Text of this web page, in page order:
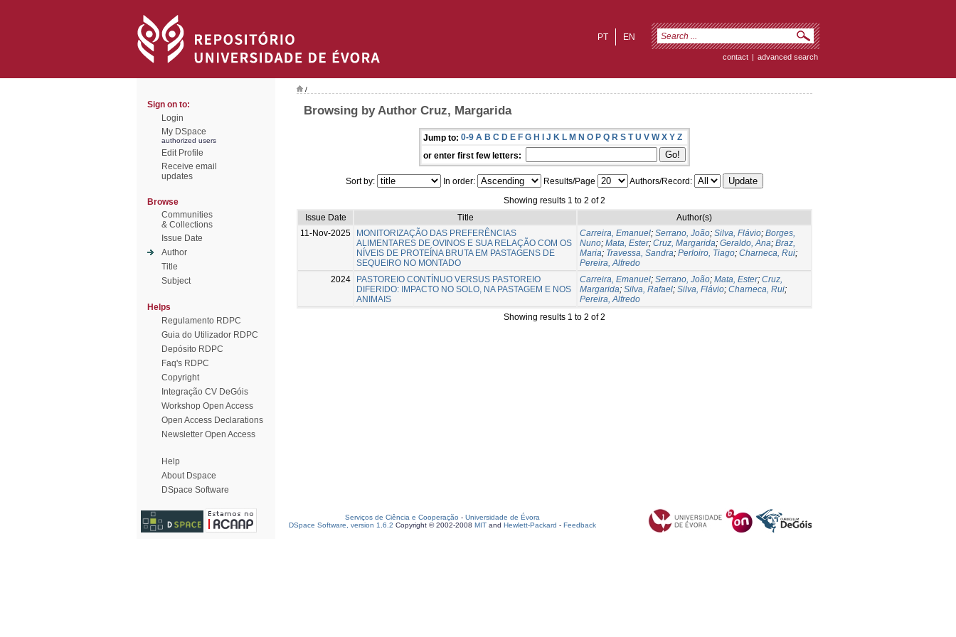
EN
PT
contact | advanced search
Sign on to:
Login
My DSpace
authorized users
Edit Profile
Receive email
updates
Browse
Communities
& Collections
Issue Date
Author
Title
Subject
Helps
Regulamento RDPC
Guia do Utilizador RDPC
Depósito RDPC
Faq's RDPC
Copyright
Integração CV DeGóis
Workshop Open Access
Open Access Declarations
Newsletter Open Access
Help
About Dspace
DSpace Software
/
Browsing by Author Cruz, Margarida
Jump to: 0-9 A B C D E F G H I J K L M N O P Q R S T U V W X Y Z
or enter first few letters:
Sort by: In order: Results/Page
Authors/Record:
Showing results 1 to 2 of 2
Issue Date
Title
Author(s)
11-Nov-2025
MONITORIZAÇÃO DAS PREFERÊNCIAS
ALIMENTARES DE OVINOS E SUA RELAÇÃO COM OS
NÍVEIS DE PROTEÍNA BRUTA EM PASTAGENS DE
SEQUEIRO NO MONTADO
Carreira, Emanuel; Serrano, João; Silva, Flávio; Borges,
Nuno; Mata, Ester; Cruz, Margarida; Geraldo, Ana; Braz,
Maria; Travessa, Sandra; Perloiro, Tiago; Charneca, Rui;
Pereira, Alfredo
2024
PASTOREIO CONTÍNUO VERSUS PASTOREIO
DIFERIDO: IMPACTO NO SOLO, NA PASTAGEM E NOS
ANIMAIS
Carreira, Emanuel; Serrano, João; Mata, Ester; Cruz,
Margarida; Silva, Rafael; Silva, Flávio; Charneca, Rui;
Pereira, Alfredo
Showing results 1 to 2 of 2
Serviços de Ciência e Cooperação - Universidade de Évora
DSpace Software, version 1.6.2 Copyright © 2002-2008 MIT and Hewlett-Packard - Feedback